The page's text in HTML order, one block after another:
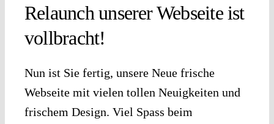
Relaunch unserer Webseite ist
vollbracht!
Nun ist Sie fertig, unsere Neue frische
Webseite mit vielen tollen Neuigkeiten und
frischem Design. Viel Spass beim